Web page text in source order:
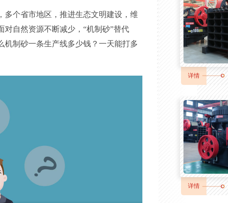
多个省市地区，推进生态文明建设，维
自然资源不断减少，“机制砂”替代
机制砂一条生产线多少钱？一天能打多
详情
详情